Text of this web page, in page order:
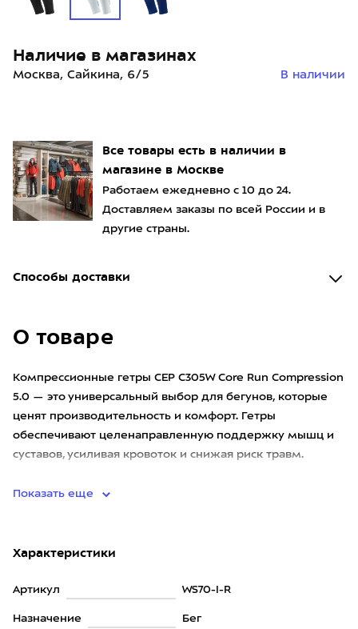
Все товары есть в наличии в
магазине в Москве
Работаем ежедневно с 10 до 24.
Доставляем заказы по всей России и в
другие страны.
Способы доставки
О товаре
Компрессионные гетры CEP C305W Core Run Compression
5.0 — это универсальный выбор для бегунов, которые
ценят производительность и комфорт. Гетры
обеспечивают целенаправленную поддержку мышц и
суставов, усиливая кровоток и снижая риск травм.
Показать еще
Характеристики
Артикул WS70-I-R
Назначение Бег
Наличие в магазинах
Москва, Сайкина, 6/5 В наличии